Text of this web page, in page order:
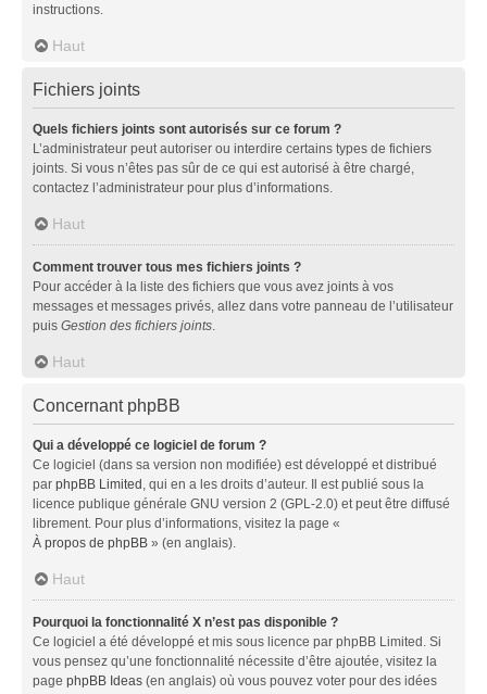
instructions.
Haut
Fichiers joints
Quels fichiers joints sont autorisés sur ce forum ?
L’administrateur peut autoriser ou interdire certains types de fichiers
joints. Si vous n’êtes pas sûr de ce qui est autorisé à être chargé,
contactez l’administrateur pour plus d’informations.
Haut
Comment trouver tous mes fichiers joints ?
Pour accéder à la liste des fichiers que vous avez joints à vos
messages et messages privés, allez dans votre panneau de l’utilisateur
puis Gestion des fichiers joints
Haut
Concernant phpBB
Qui a développé ce logiciel de forum ?
Ce logiciel (dans sa version non modifiée) est développé et distribué
par phpBB Limited , qui en a les droits d’auteur. Il est publié sous la
licence publique générale GNU version 2 (GPL-2.0) et peut être diffusé
librement. Pour plus d’informations, visitez la page «
À propos de phpBB » (en anglais).
Haut
Pourquoi la fonctionnalité X n’est pas disponible ?
Ce logiciel a été développé et mis sous licence par phpBB Limited. Si
vous pensez qu’une fonctionnalité nécessite d’être ajoutée, visitez la
page phpBB Ideas (en anglais) où vous pouvez voter pour des idées